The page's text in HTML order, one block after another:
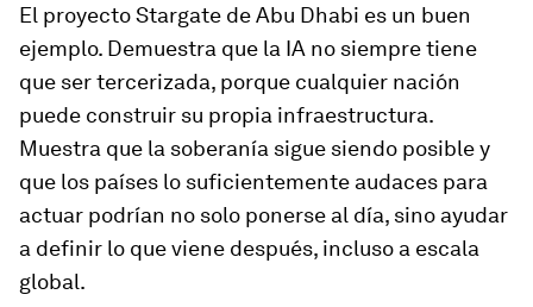
El proyecto Stargate de Abu Dhabi es un buen
ejemplo. Demuestra que la IA no siempre tiene
que ser tercerizada, porque cualquier nación
puede construir su propia infraestructura.
Muestra que la soberanía sigue siendo posible y
que los países lo suficientemente audaces para
actuar podrían no solo ponerse al día, sino ayudar
a definir lo que viene después, incluso a escala
global.